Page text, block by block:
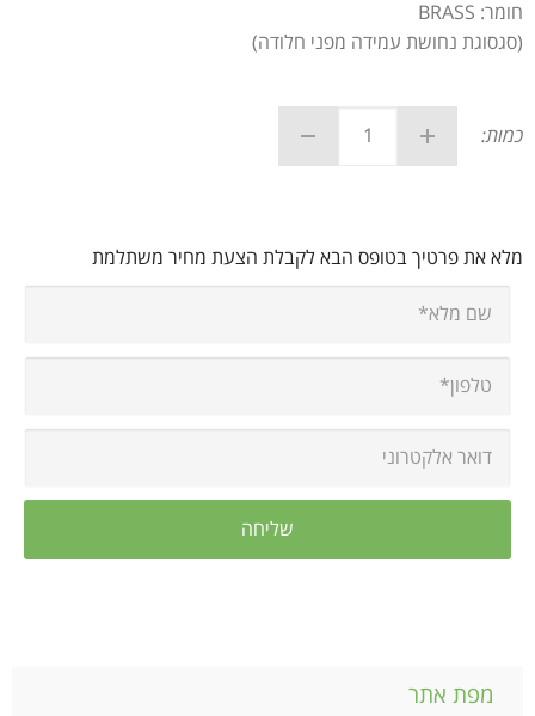
חומר: BRASS
(סגסוגת נחושת עמידה מפני חלודה)
כמות:
מלא את פרטיך בטופס הבא לקבלת הצעת מחיר משתלמת
מפת אתר